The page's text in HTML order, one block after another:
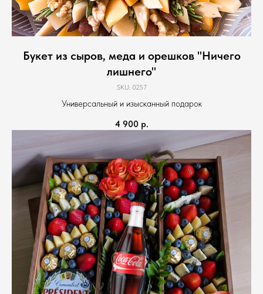
Букет из сыров, меда и орешков "Ничего
лишнего"
SKU: 0257
Универсальный и изысканный подарок
4 900 р.